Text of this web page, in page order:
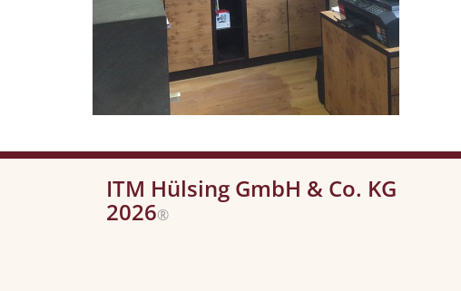
ITM Hülsing GmbH & Co. KG
2026®